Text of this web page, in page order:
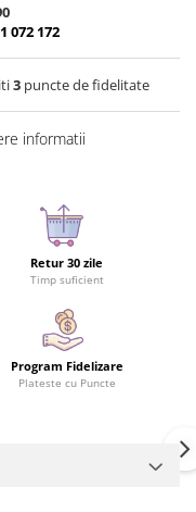
072 172
3 puncte de fidelitate
informatii
Retur 30 zile
Timp suficient
Program Fidelizare
Plateste cu Puncte